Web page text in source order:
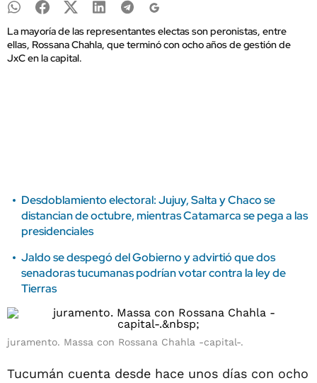
La mayoría de las representantes electas son peronistas, entre
ellas, Rossana Chahla, que terminó con ocho años de gestión de
JxC en la capital.
Desdoblamiento electoral: Jujuy, Salta y Chaco se
distancian de octubre, mientras Catamarca se pega a las
presidenciales
Jaldo se despegó del Gobierno y advirtió que dos
senadoras tucumanas podrían votar contra la ley de
Tierras
juramento. Massa con Rossana Chahla -capital-.
Tucumán cuenta desde hace unos días con ocho